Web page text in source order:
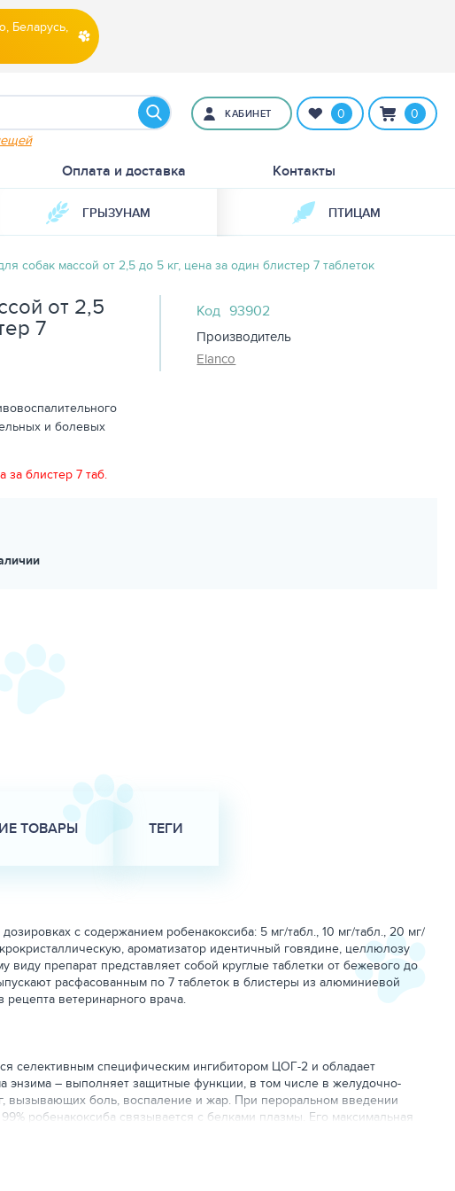
Беларусь,
КАБИНЕТ 0 0
Оплата и доставка Контакты
ГРЫЗУНАМ ПТИЦАМ
собак массой от 2,5 до 5 кг, цена за один блистер 7 таблеток
от 2,5
7
и болевых
за блистер 7 таб.
Код 93902
Производитель
Elanco
ТОВАРЫ ТЕГИ
с содержанием робенакоксиба: 5 мг/табл., 10 мг/табл., 20 мг/
ароматизатор идентичный говядине, целлюлозу
препарат представляет собой круглые таблетки от бежевого до
расфасованным по 7 таблеток в блистеры из алюминиевой
ветеринарного врача.
селективным специфическим ингибитором ЦОГ-2 и обладает
энзима – выполняет защитные функции, в том числе в желудочно-
вызывающих боль, воспаление и жар. При пероральном введении
робенакоксиба связывается с белками плазмы. Его максимальная
с кормом и 84% без корма. Метаболизируется робенакоксиб в
из организма собак составляет около 1,2 часа, кошек – 1,7 часа.